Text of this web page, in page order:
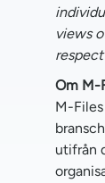
views
Om M-
M-
utifrån